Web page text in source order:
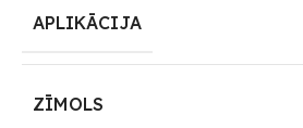
APLIKĀCIJA
ZĪMOLS